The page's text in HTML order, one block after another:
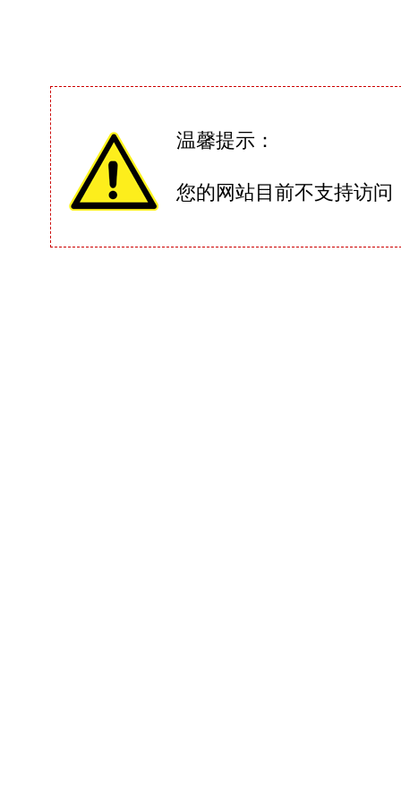
温馨提示：
您的网站目前不支持访